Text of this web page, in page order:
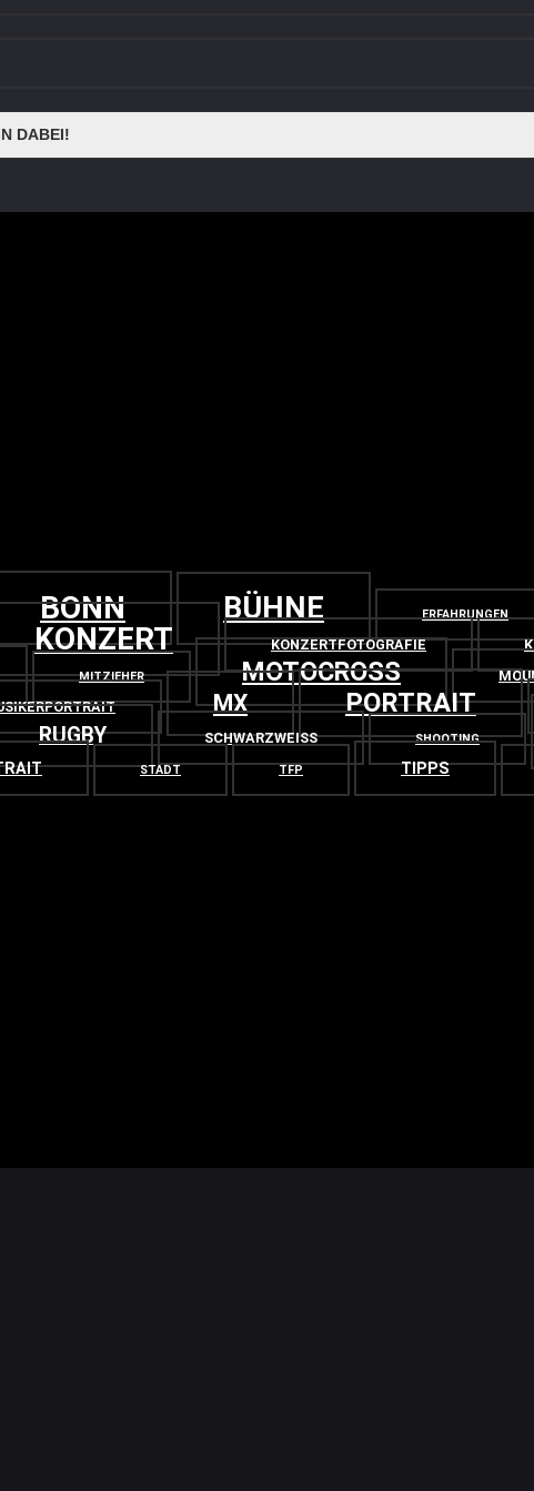
BONN BÜHNE ERFAHRUNGEN
KONZERT KONZERTFOTOGRAFIE
MITZIEHER MOTOCROSS
MX PORTRAIT
RUGBY SCHWARZWEISS SHOOTING
STADT TFP TIPPS